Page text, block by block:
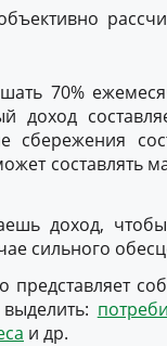
70%
доход
составлять
доход, чтобы
сильного
и др.